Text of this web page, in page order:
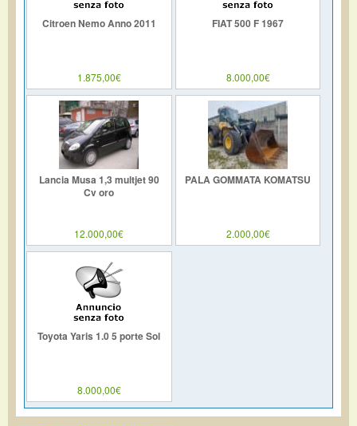
Citroen Nemo Anno 2011
1.875,00€
FIAT 500 F 1967
8.000,00€
Lancia Musa 1,3 multjet 90
Cv oro
12.000,00€
PALA GOMMATA KOMATSU
2.000,00€
Toyota Yaris 1.0 5 porte Sol
8.000,00€